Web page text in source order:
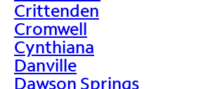
Crittenden
Cromwell
Cynthiana
Danville
Dawson Springs